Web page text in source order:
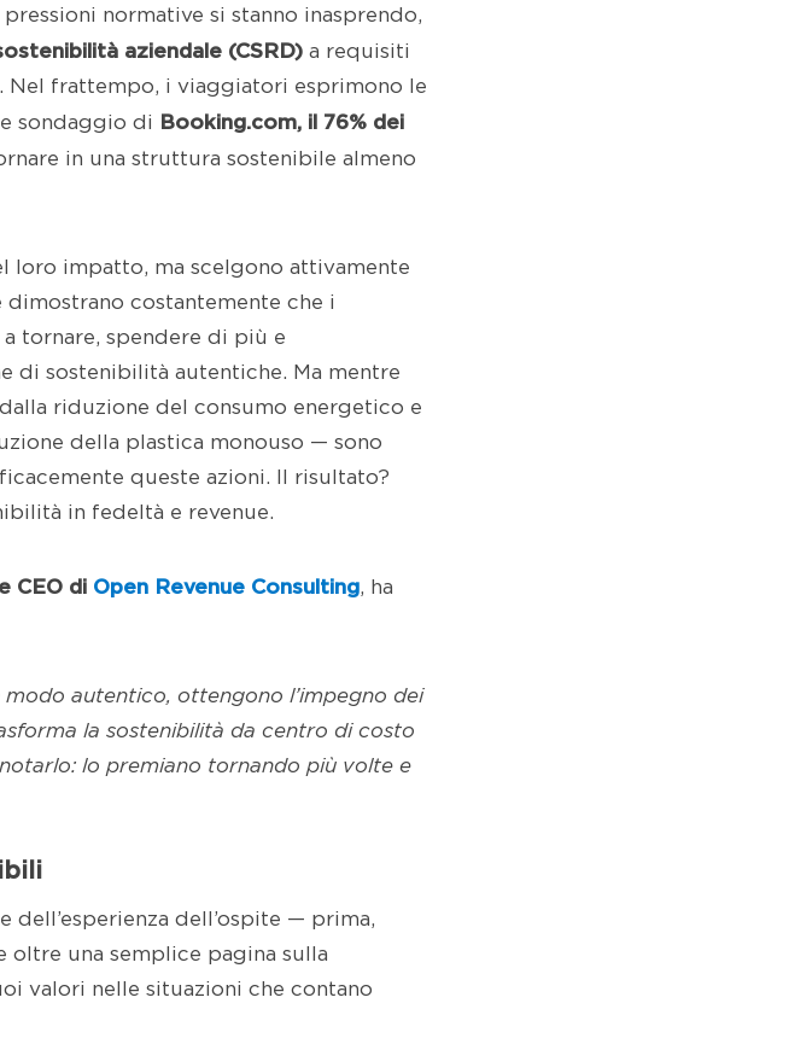
pressioni normative si stanno inasprendo,
aziendale (CSRD) a requisiti
Nel frattempo, i viaggiatori esprimono le
sondaggio di Booking.com, il 76% dei
in una struttura sostenibile almeno
loro impatto, ma scelgono attivamente
costantemente che i
tornare, spendere di più e
di sostenibilità autentiche. Ma mentre
riduzione del consumo energetico e
della plastica monouso — sono
queste azioni. Il risultato?
in fedeltà e revenue.
e CEO di Open Revenue Consulting, ha
autentico, ottengono l’impegno dei
la sostenibilità da centro di costo
lo premiano tornando più volte e
dell’esperienza dell’ospite — prima,
una semplice pagina sulla
valori nelle situazioni che contano